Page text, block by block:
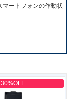
ートフォンの作動状
30%OFF